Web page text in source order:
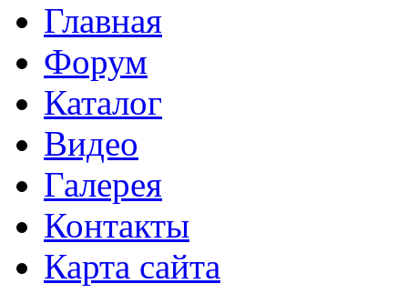
Главная
Форум
Каталог
Видео
Галерея
Контакты
Карта сайта